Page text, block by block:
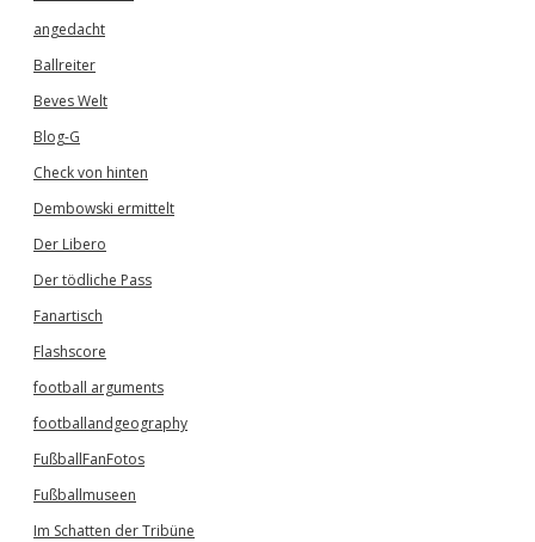
angedacht
Ballreiter
Beves Welt
Blog-G
Check von hinten
Dembowski ermittelt
Der Libero
Der tödliche Pass
Fanartisch
Flashscore
football arguments
footballandgeography
FußballFanFotos
Fußballmuseen
Im Schatten der Tribüne